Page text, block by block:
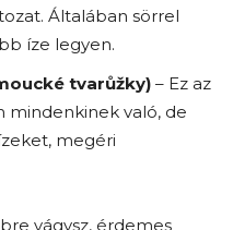
Általában sörrel
íze legyen.
tvarůžky) – Ez az
mindenkinek való, de
megéri
vágysz, érdemes